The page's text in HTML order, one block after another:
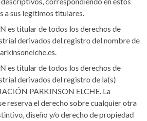
a sus legítimos titulares.
es titular de todos los derechos de
derivados del registro del nombre de
es titular de todos los derechos de
derivados del registro de la(s)
PARKINSON ELCHE. La
reserva el derecho sobre cualquier otra
diseño y/o derecho de propiedad